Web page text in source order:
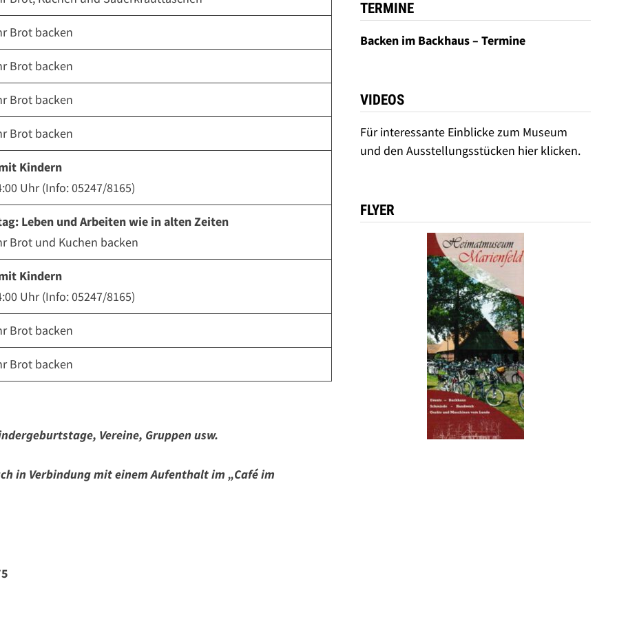
Brot backen
Brot backen
Brot backen
Brot backen
Kindern
Uhr (Info: 05247/8165)
Leben und Arbeiten wie in alten Zeiten
Brot und Kuchen backen
Kindern
Uhr (Info: 05247/8165)
Brot backen
Brot backen
Vereine, Gruppen usw.
in Verbindung mit einem Aufenthalt im „Café im
TERMINE
Backen im Backhaus – Termine
VIDEOS
Für interessante Einblicke zum Museum
und den Ausstellungsstücken hier klicken.
FLYER